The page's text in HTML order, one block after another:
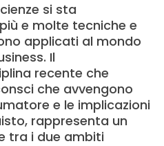
si sta
e molte tecniche e
applicati al mondo
Il
recente che
che avvengono
e le implicazioni
rappresenta un
tra i due ambiti